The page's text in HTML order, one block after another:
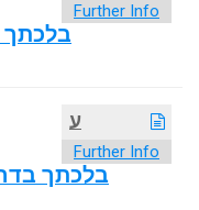
Further Info
בלכתך
ע
Further Info
בלכתך